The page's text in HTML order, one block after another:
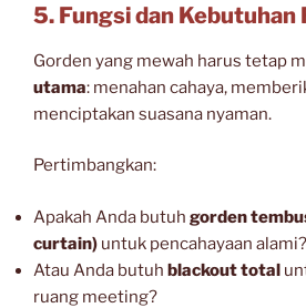
5. Fungsi dan Kebutuhan
Gorden yang mewah harus tetap
utama: menahan cahaya,
menciptakan suasana nyaman.
Pertimbangkan:
Apakah Anda butuh gorden
curtain) untuk pencahayaan alami?
Atau Anda butuh blackout total
ruang meeting?